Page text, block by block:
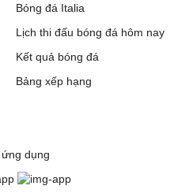
Bóng đá Italia
Lịch thi đấu bóng đá hôm nay
Kết quả bóng đá
Bảng xếp hạng
dụng